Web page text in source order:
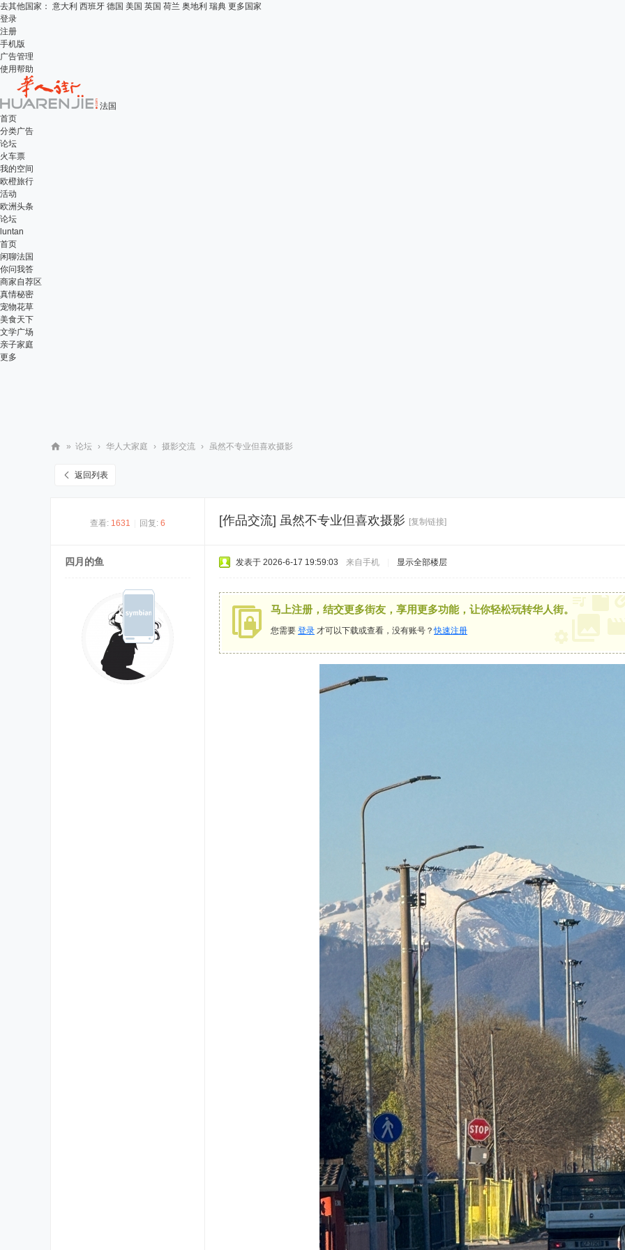
去其他国家： 意大利 西班牙 德国 美国 英国 荷兰 奥地利 瑞典 更多国家
登录
注册
手机版
广告管理
使用帮助
法国
首页
分类广告
论坛
火车票
我的空间
欧橙旅行
活动
欧洲头条
论坛
luntan
首页
闲聊法国
你问我答
商家自荐区
真情秘密
宠物花草
美食天下
文学广场
亲子家庭
更多
» 论坛 › 华人大家庭 › 摄影交流 › 虽然不专业但喜欢摄影
返回列表
查看: 1631 回复: 6 [作品交流] 虽然不专业但喜欢摄影 [复制链接]
四月的鱼 发表于 2026-6-17 19:59:03 来自手机 显示全部楼层
马上注册，结交更多街友，享用更多功能，让你轻松玩转华人街。
您需要 登录 才可以下载或查看，没有账号？快速注册